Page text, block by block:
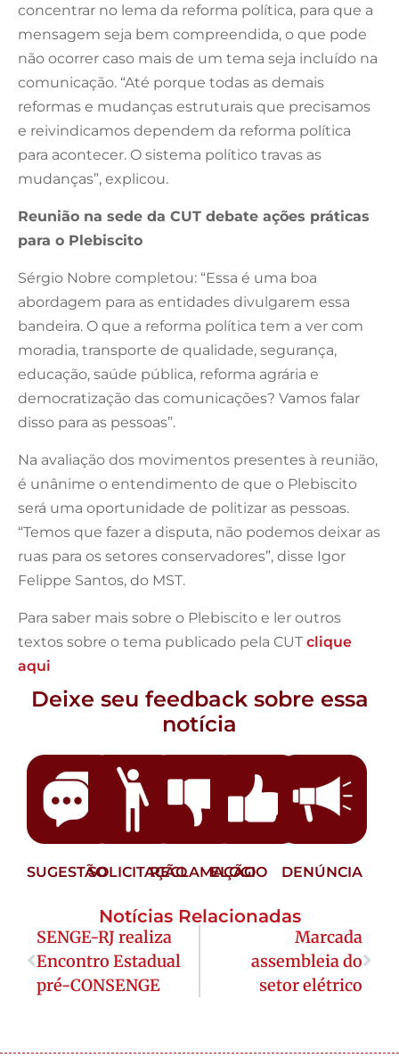
concentrar no lema da reforma política, para que a
mensagem seja bem compreendida, o que pode
não ocorrer caso mais de um tema seja incluído na
comunicação. “Até porque todas as demais
reformas e mudanças estruturais que precisamos
e reivindicamos dependem da reforma política
para acontecer. O sistema político travas as
mudanças”, explicou.
Reunião na sede da CUT debate ações práticas
para o Plebiscito
Sérgio Nobre completou: “Essa é uma boa
abordagem para as entidades divulgarem essa
bandeira. O que a reforma política tem a ver com
moradia, transporte de qualidade, segurança,
educação, saúde pública, reforma agrária e
democratização das comunicações? Vamos falar
disso para as pessoas”.
Na avaliação dos movimentos presentes à reunião,
é unânime o entendimento de que o Plebiscito
será uma oportunidade de politizar as pessoas.
“Temos que fazer a disputa, não podemos deixar as
ruas para os setores conservadores”, disse Igor
Felippe Santos, do MST.
Para saber mais sobre o Plebiscito e ler outros
textos sobre o tema publicado pela CUT clique
aqui
Deixe seu feedback sobre essa
notícia
SUGESTÃOSOLICITAÇÃORECLAMAÇÃO
ELOGIO DENÚNCIA
Notícias Relacionadas
SENGE-RJ realiza
Encontro Estadual
pré-CONSENGE
Marcada
assembleia do
setor elétrico